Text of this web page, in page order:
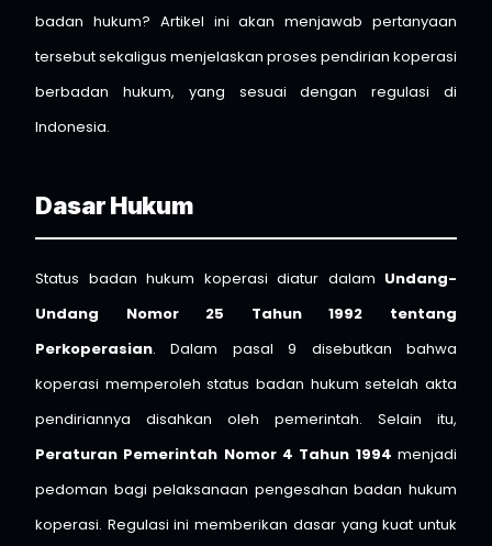
badan hukum? Artikel ini akan menjawab pertanyaan
tersebut sekaligus menjelaskan proses pendirian koperasi
berbadan hukum, yang sesuai dengan regulasi di
Indonesia.
Dasar Hukum
Status badan hukum koperasi diatur dalam Undang-
Undang Nomor 25 Tahun 1992 tentang
Perkoperasian. Dalam pasal 9 disebutkan bahwa
koperasi memperoleh status badan hukum setelah akta
pendiriannya disahkan oleh pemerintah. Selain itu,
Peraturan Pemerintah Nomor 4 Tahun 1994 menjadi
pedoman bagi pelaksanaan pengesahan badan hukum
koperasi. Regulasi ini memberikan dasar yang kuat untuk